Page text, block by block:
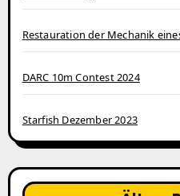
Restauration der Mechanik
DARC 10m Contest 2024
Starfish Dezember 2023